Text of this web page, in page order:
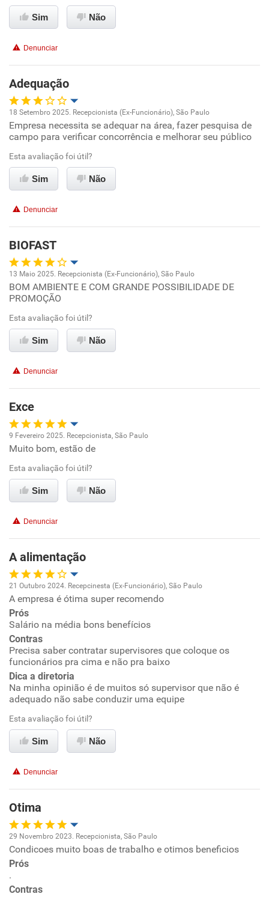
Recomenda esta empresa
Sim Não
Denunciar
Adequação
Oportunidade de promoção
Ambiente de trabalho
Conciliação com a vida familiar
Não recomenda esta empresa
Não recomenda a diretoria
18 Setembro 2025. Recepcionista (Ex-Funcionário), São Paulo
Empresa necessita se adequar na área, fazer pesquisa de
campo para verificar concorrência e melhorar seu público
Esta avaliação foi útil?
Sim Não
Denunciar
BIOFAST
Oportunidade de promoção
Ambiente de trabalho
Conciliação com a vida familiar
13 Maio 2025. Recepcionista (Ex-Funcionário), São Paulo
BOM AMBIENTE E COM GRANDE POSSIBILIDADE DE
PROMOÇÃO
Esta avaliação foi útil?
Sim Não
Denunciar
Exce
Oportunidade de promoção
Ambiente de trabalho
Benefícios
Recomenda esta empresa
Recomenda a diretoria
9 Fevereiro 2025. Recepcionista, São Paulo
Muito bom, estão de
Esta avaliação foi útil?
Sim Não
Denunciar
A alimentação
Oportunidade de promoção
Ambiente de trabalho
Conciliação com a vida familiar
Benefícios
Recomenda esta empresa
Recomenda a diretoria
21 Outubro 2024. Recepcinesta (Ex-Funcionário), São Paulo
A empresa é ótima super recomendo
Prós
Salário na média bons benefícios
Contras
Precisa saber contratar supervisores que coloque os
funcionários pra cima e não pra baixo
Dica a diretoria
Na minha opinião é de muitos só supervisor que não é
adequado não sabe conduzir uma equipe
Esta avaliação foi útil?
Sim Não
Denunciar
Otima
Oportunidade de promoção
29 Novembro 2023. Recepcionista, São Paulo
Condicoes muito boas de trabalho e otimos beneficios
Prós
.
Contras